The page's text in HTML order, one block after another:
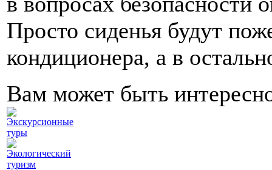
Просто сиденья будут
кондиционера, а в
Вам может быть
Экскурсионные
туры
Экологический
туризм